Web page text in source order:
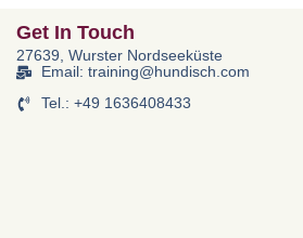
Get In Touch
27639, Wurster Nordseeküste
Email: training@hundisch.com
Tel.: +49 1636408433